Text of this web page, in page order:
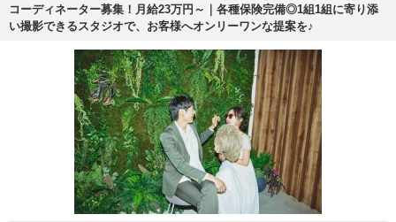
コーディネーター募集！月給23万円～｜各種保険完備◎1組1組に寄り添
い撮影できるスタジオで、お客様へオンリーワンな提案を♪